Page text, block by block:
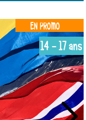
EN PROMO
14 - 17 ans